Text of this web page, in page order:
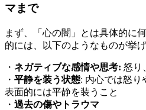
マまで
まず、「心の闇」とは具体的に
的には、以下のようなものが挙げ
・ ネガティブな感情や思考: 怒り
・ 平静を装う状態: 内心では怒り
表面的には平静を装うこと
・ 過去の傷やトラウマ